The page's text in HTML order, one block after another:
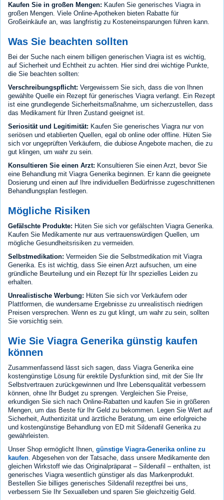
Kaufen Sie in großen Mengen: Kaufen Sie generisches Viagra in
großen Mengen. Viele Online-Apotheken bieten Rabatte für
Großeinkäufe an, was langfristig zu Kosteneinsparungen führen kann.
Was Sie beachten sollten
Bei der Suche nach einem billigen generischen Viagra ist es wichtig,
auf Sicherheit und Echtheit zu achten. Hier sind drei wichtige Punkte,
die Sie beachten sollten:
Verschreibungspflicht: Vergewissern Sie sich, dass die von Ihnen
gewählte Quelle ein Rezept für generisches Viagra verlangt. Ein Rezept
ist eine grundlegende Sicherheitsmaßnahme, um sicherzustellen, dass
das Medikament für Ihren Zustand geeignet ist.
Seriosität und Legitimität: Kaufen Sie generisches Viagra nur von
seriösen und etablierten Quellen, egal ob online oder offline. Hüten Sie
sich vor ungeprüften Verkäufern, die dubiose Angebote machen, die zu
gut klingen, um wahr zu sein.
Konsultieren Sie einen Arzt: Konsultieren Sie einen Arzt, bevor Sie
eine Behandlung mit Viagra Generika beginnen. Er kann die geeignete
Dosierung und einen auf Ihre individuellen Bedürfnisse zugeschnittenen
Behandlungsplan festlegen.
Mögliche Risiken
Gefälschte Produkte: Hüten Sie sich vor gefälschten Viagra Generika.
Kaufen Sie Medikamente nur aus vertrauenswürdigen Quellen, um
mögliche Gesundheitsrisiken zu vermeiden.
Selbstmedikation: Vermeiden Sie die Selbstmedikation mit Viagra
Generika. Es ist wichtig, dass Sie einen Arzt aufsuchen, um eine
gründliche Beurteilung und ein Rezept für Ihr spezielles Leiden zu
erhalten.
Unrealistische Werbung: Hüten Sie sich vor Verkäufern oder
Plattformen, die wundersame Ergebnisse zu unrealistisch niedrigen
Preisen versprechen. Wenn es zu gut klingt, um wahr zu sein, sollten
Sie vorsichtig sein.
Wie Sie Viagra Generika günstig kaufen
können
Zusammenfassend lässt sich sagen, dass Viagra Generika eine
kostengünstige Lösung für erektile Dysfunktion sind, mit der Sie Ihr
Selbstvertrauen zurückgewinnen und Ihre Lebensqualität verbessern
können, ohne Ihr Budget zu sprengen. Vergleichen Sie Preise,
erkundigen Sie sich nach Online-Rabatten und kaufen Sie in größeren
Mengen, um das Beste für Ihr Geld zu bekommen. Legen Sie Wert auf
Sicherheit, Authentizität und ärztliche Beratung, um eine erfolgreiche
und kostengünstige Behandlung von ED mit Sildenafil Generika zu
gewährleisten.
Unser Shop ermöglicht Ihnen, günstige Viagra-Generika online zu
kaufen . Abgesehen von der Tatsache, dass unsere Medikamente den
gleichen Wirkstoff wie das Originalpräparat – Sildenafil – enthalten, ist
generisches Viagra wesentlich günstiger als das Markenprodukt.
Bestellen Sie billiges generisches Sildenafil rezeptfrei bei uns,
verbessern Sie Ihr Sexualleben und sparen Sie gleichzeitig Geld.